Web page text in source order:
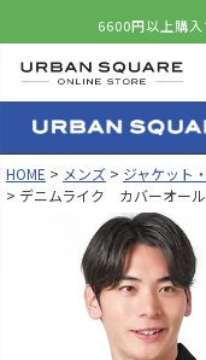
6600円以上購入
HOME メンズ ジャケット
デニムライク カバーオール